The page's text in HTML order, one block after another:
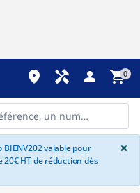
place handyman person shopping_cart0
valable pour
HT de réduction dès
×